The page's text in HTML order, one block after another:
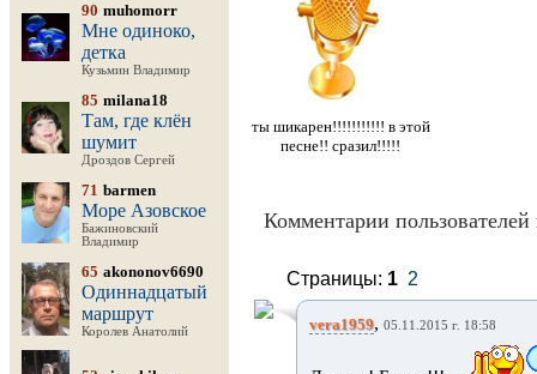
90 muhomorr
Мне одиноко,
детка
Кузьмин Владимир
85 milana18
Там, где клён
шумит
Дроздов Сергей
71 barmen
Море Азовское
Бажиновский
Владимир
65 akononov6690
Одиннадцатый
маршрут
Королев Анатолий
ты шикарен!!!!!!!!!!! в этой
песне!! сразил!!!!!
Комментарии пользователей
Страницы: 1 2
vera1959, 05.11.2015 г. 18:58